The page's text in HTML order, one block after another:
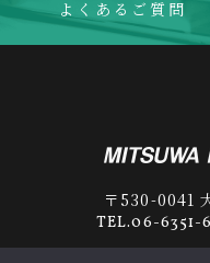
よくあるご質問
〒530-0041
TEL.06-6351-